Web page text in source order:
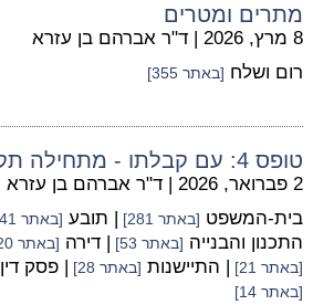
מתרים ומטרים
8 מרץ, 2026 | ד"ר אברהם בן עזרא
רום ושלח [באתר 355]
טופס 4: עם קבלתו - מתחילה תקופת ההתיישנות
2 פברואר, 2026 | ד"ר אברהם בן עזרא
בית-המשפט [באתר 281] | תובע [באתר 141]
התכנון והבנייה [באתר 53] | דירה [באתר 520]
[באתר 21] | התיישנות [באתר 28] | פסק דין
[באתר 14]